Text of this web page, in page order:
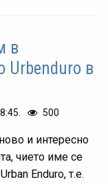
в
Urbenduro в
500
и интересно
чието име се
Enduro, т.е.